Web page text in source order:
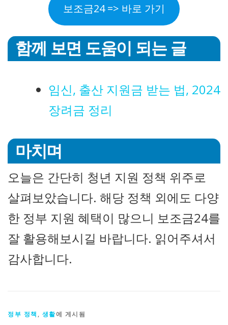
보조금24 => 바로 가기
함께 보면 도움이 되는 글
임신, 출산 지원금 받는 법, 2024
장려금 정리
마치며
오늘은 간단히 청년 지원 정책 위주로
살펴보았습니다. 해당 정책 외에도 다양
한 정부 지원 혜택이 많으니 보조금24를
잘 활용해보시길 바랍니다. 읽어주셔서
감사합니다.
정부 정책 , 생활에 게시됨